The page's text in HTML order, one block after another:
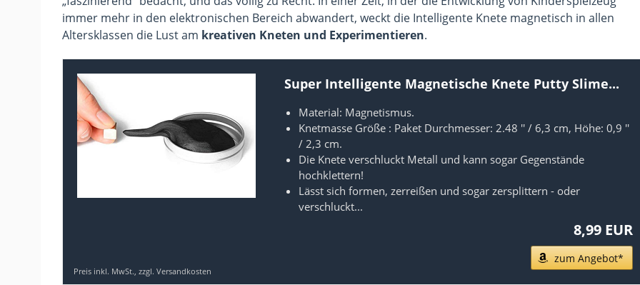
immer mehr in den elektronischen Bereich abwandert, weckt die Intelligente Knete magnetisch in allen
Altersklassen die Lust am kreativen Kneten und Experimentieren.
Super Intelligente Magnetische Knete Putty Slime...
Material: Magnetismus.
Knetmasse Größe : Paket Durchmesser: 2.48 '' / 6,3 cm, Höhe: 0,9 ''
/ 2,3 cm.
Die Knete verschluckt Metall und kann sogar Gegenstände
hochklettern!
Lässt sich formen, zerreißen und sogar zersplittern - oder
verschluckt...
8,99 EUR
zum Angebot*
Preis inkl. MwSt., zzgl. Versandkosten